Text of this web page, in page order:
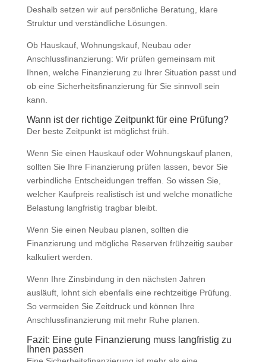
Deshalb setzen wir auf persönliche Beratung, klare
Struktur und verständliche Lösungen.
Ob Hauskauf, Wohnungskauf, Neubau oder
Anschlussfinanzierung: Wir prüfen gemeinsam mit
Ihnen, welche Finanzierung zu Ihrer Situation passt und
ob eine Sicherheitsfinanzierung für Sie sinnvoll sein
kann.
Wann ist der richtige Zeitpunkt für eine Prüfung?
Der beste Zeitpunkt ist möglichst früh.
Wenn Sie einen Hauskauf oder Wohnungskauf planen,
sollten Sie Ihre Finanzierung prüfen lassen, bevor Sie
verbindliche Entscheidungen treffen. So wissen Sie,
welcher Kaufpreis realistisch ist und welche monatliche
Belastung langfristig tragbar bleibt.
Wenn Sie einen Neubau planen, sollten die
Finanzierung und mögliche Reserven frühzeitig sauber
kalkuliert werden.
Wenn Ihre Zinsbindung in den nächsten Jahren
ausläuft, lohnt sich ebenfalls eine rechtzeitige Prüfung.
So vermeiden Sie Zeitdruck und können Ihre
Anschlussfinanzierung mit mehr Ruhe planen.
Fazit: Eine gute Finanzierung muss langfristig zu
Ihnen passen